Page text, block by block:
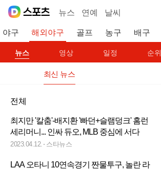
뉴스 연예 날씨
야구 해외야구 골프 농구 배구
뉴스 영상 일정 순위
최신 뉴스
전체
최지만 '칼춤'-배지환 '빠던+슬램덩크' 홈런
세리머니... 인싸 듀오, MLB 중심에 서다
2023.04.12. 스타뉴스
LAA 오타니 10연속경기 짠물투구, 놀란 라